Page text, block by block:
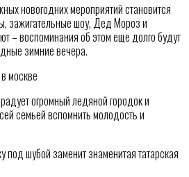
новогодних мероприятий становится
зажигательные шоу, Дед Мороз и
– воспоминания об этом еще долго будут
зимние вечера.
огромный ледяной городок и
семьей вспомнить молодость и
шубой заменит знаменитая татарская